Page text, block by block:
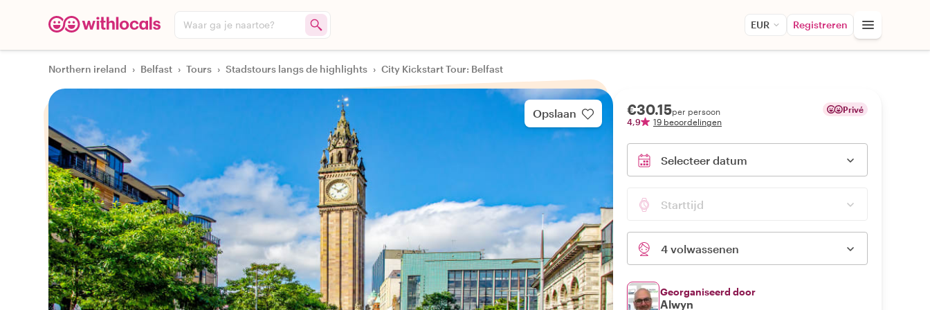
Waar ga je naartoe? EUR Registreren
Northern ireland › Belfast › Tours › Stadstours langs de highlights › City Kickstart Tour: Belfast
Opslaan €30.15per persoon
4,9
19 beoordelingen
Privé
Selecteer datum
Starttijd
4 volwassenen
Georganiseerd door
Alwyn